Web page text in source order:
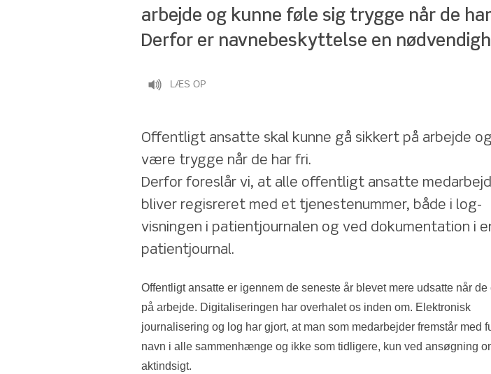
arbejde og kunne føle sig trygge når de
Derfor er navnebeskyttelse en
LÆS OP
Offentligt ansatte skal kunne gå sikkert på arbejde og
være trygge når de har fri.
Derfor foreslår vi, at alle offentligt ansatte
bliver regisreret med et tjenestenummer, både i log-
visningen i patientjournalen og ved dokumentation i
patientjournal.
Offentligt ansatte er igennem de seneste år blevet mere udsatte når de
på arbejde. Digitaliseringen har overhalet os inden om. Elektronisk
journalisering og log har gjort, at man som medarbejder fremstår med
navn i alle sammenhænge og ikke som tidligere, kun ved ansøgning
aktindsigt.